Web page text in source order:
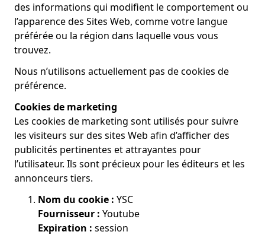
des informations qui modifient le comportement ou
l’apparence des Sites Web, comme votre langue
préférée ou la région dans laquelle vous vous
trouvez.
Nous n’utilisons actuellement pas de cookies de
préférence.
Cookies de marketing
Les cookies de marketing sont utilisés pour suivre
les visiteurs sur des sites Web afin d’afficher des
publicités pertinentes et attrayantes pour
l’utilisateur. Ils sont précieux pour les éditeurs et les
annonceurs tiers.
Nom du cookie : YSC
Fournisseur : Youtube
Expiration : session